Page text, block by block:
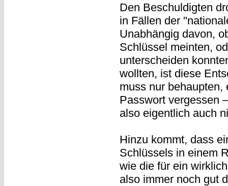
Den Beschuldigten
in Fällen der
Unabhängig davon,
Schlüssel meinten,
unterscheiden
wollten, ist diese
muss nur
Passwort
also eigentlich auch
Hinzu kommt, dass
Schlüssels in einem
wie die für ein
also immer noch gut